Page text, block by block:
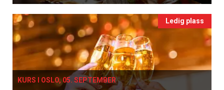
Ledig plass
KURS I OSLO, 05. SEPTEMBER